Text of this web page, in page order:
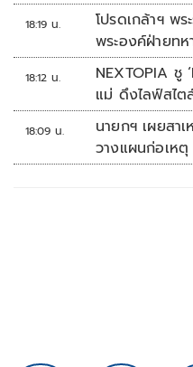
18:19 น.
โปรดเกล้าฯ พร
พระองค์ฝ่ายทห
18:12 น.
NEXTOPIA ชู
แม่ ดึงไลฟ์สไต
รณ์ช้อปปิงมีคว
18:09 น.
นายกฯ เผยสา
วางแผนก่อเหตุ